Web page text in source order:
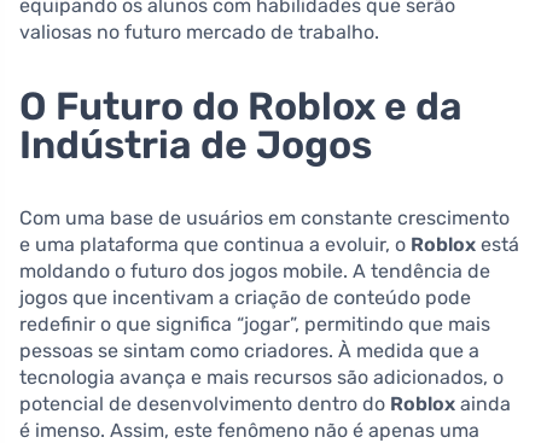
equipando os alunos com habilidades que serão
valiosas no futuro mercado de trabalho.
O Futuro do Roblox e da
Indústria de Jogos
Com uma base de usuários em constante crescimento
e uma plataforma que continua a evoluir, o Roblox está
moldando o futuro dos jogos mobile. A tendência de
jogos que incentivam a criação de conteúdo pode
redefinir o que significa “jogar”, permitindo que mais
pessoas se sintam como criadores. À medida que a
tecnologia avança e mais recursos são adicionados, o
potencial de desenvolvimento dentro do Roblox ainda
é imenso. Assim, este fenômeno não é apenas uma